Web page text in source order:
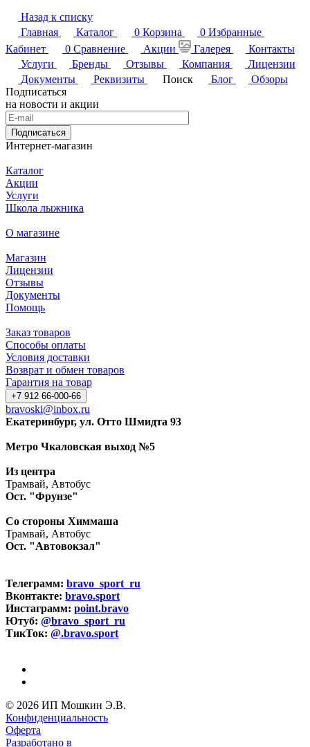
Назад к списку
Главная
Каталог 0 Корзина 0 Избранные
Кабинет
0 Сравнение Акции Галерея
Контакты
Услуги
Бренды Отзывы Компания
Лицензии
Документы
Реквизиты Поиск Блог
Обзоры
Подписаться
на новости и акции
Подписаться
Интернет-магазин
Каталог
Акции
Услуги
Школа лыжника
О магазине
Магазин
Лицензии
Отзывы
Документы
Помощь
Заказ товаров
Способы оплаты
Условия доставки
Возврат и обмен товаров
Гарантия на товар
+7 912 66-000-66
bravoski@inbox.ru
Екатеринбург, ул. Отто Шмидта 93
Метро Чкаловская выход №5
Из центра
Трамвай, Автобус
Ост. "Фрунзе"
Со стороны Химмаша
Трамвай, Автобус
Ост. "Автовокзал"
Телеграмм: bravo_sport_ru
Вконтакте: bravo.sport
Инстаграмм: point.bravo
Ютуб: @bravo_sport_ru
ТикТок: @.bravo.sport
© 2026 ИП Мошкин Э.В.
Конфиденциальность
Оферта
Разработано в